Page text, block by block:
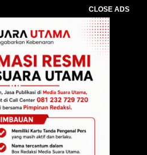
CLOSE ADS